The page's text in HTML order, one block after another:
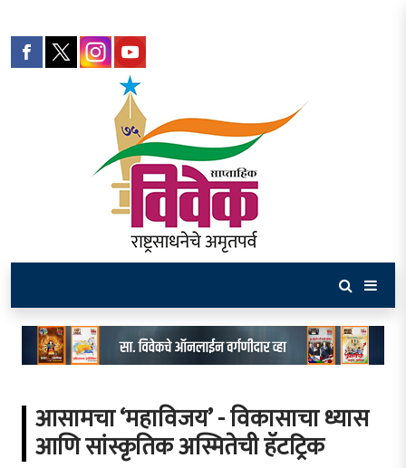
आसामचा ‘महाविजय’ - विकासाचा ध्यास
आणि सांस्कृतिक अस्मितेची हॅटट्रिक